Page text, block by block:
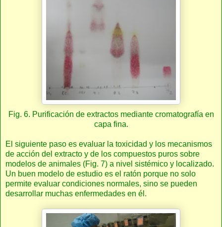
Fig. 6. Purificación de extractos mediante cromatografía en
capa fina.
El siguiente paso es evaluar la toxicidad y los mecanismos
de acción del extracto y de los compuestos puros sobre
modelos de animales (Fig. 7) a nivel sistémico y localizado.
Un buen modelo de estudio es el ratón porque no solo
permite evaluar condiciones normales, sino se pueden
desarrollar muchas enfermedades en él.